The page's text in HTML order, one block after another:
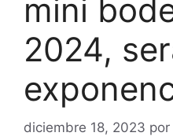
mini
2024,
diciembre 18, 2023 por